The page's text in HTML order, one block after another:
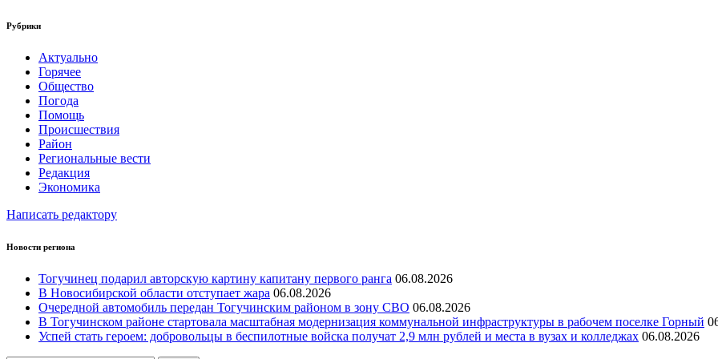
Рубрики
Актуально
Горячее
Общество
Погода
Помощь
Происшествия
Район
Региональные вести
Редакция
Экономика
Написать редактору
Новости региона
Тогучинец подарил авторскую картину капитану первого ранга 06.08.2026
В Новосибирской области отступает жара 06.08.2026
Очередной автомобиль передан Тогучинским районом в зону СВО 06.08.2026
В Тогучинском районе стартовала масштабная модернизация коммунальной инфраструктуры в рабочем поселке Горный
Успей стать героем: добровольцы в беспилотные войска получат 2,9 млн рублей и места в вузах и колледжах 06.08.2026